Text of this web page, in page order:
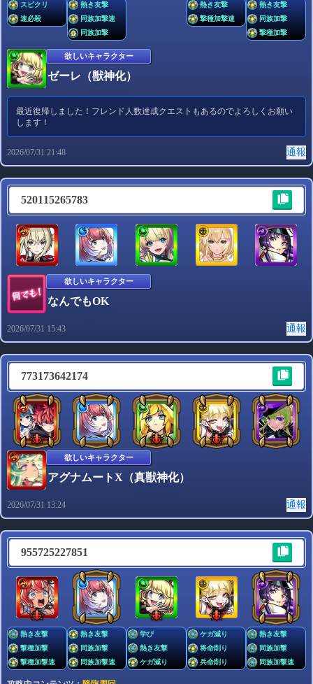
スピクリ
速必殺
熱き友撃
同族加撃速
同族加撃
熱き友撃
撃種加撃速
熱き友撃
同族加撃
撃種加撃
欲しいキャラクター
ゼーレ（獣神化）
最近復帰しました！フレンド人数達成クエストもあるのでよろしくお願い
します！
2026/07/31 21:48 通報
520115265783
欲しいキャラクター
なんでもOK
2026/07/31 15:43 通報
773173642174
欲しいキャラクター
アグナムートX（真獣神化）
2026/07/31 13:24 通報
955725227851
熱き友撃
撃種加撃
撃種加撃速
熱き友撃
同族加撃
同族加撃速
学び
熱き友撃
ケガ減り
ケガ減り
将命削り
兵命削り
熱き友撃
同族加撃
同族加撃速